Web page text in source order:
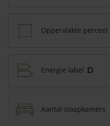
Oppervlakte perceel
Energie label D
Aantal slaapkamers